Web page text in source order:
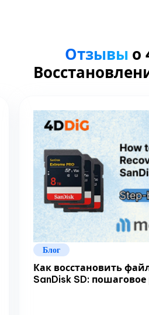
Отзывы о
Блог
Как восстановить
SanDisk SD: пошаговое